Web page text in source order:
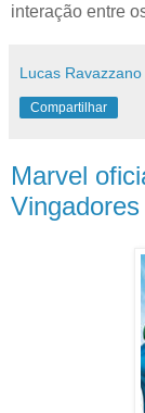
interação entre
Lucas Ravazzano
Compartilhar
Marvel
Vingadores